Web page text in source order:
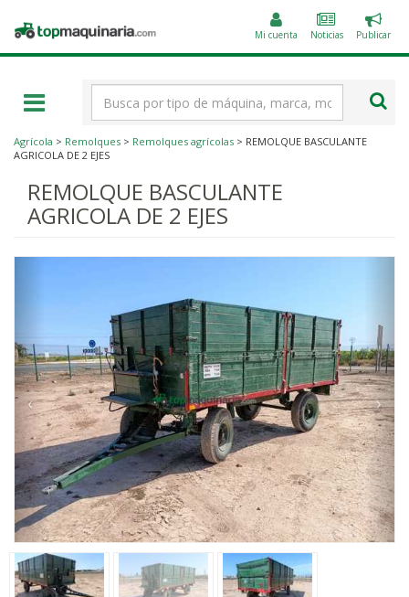
Topmaquinaria.com Mi cuenta Noticias
un
Publicar
Agrícola > Remolques > Remolques agrícolas > REMOLQUE BASCULANTE
AGRICOLA DE 2 EJES
REMOLQUE BASCULANTE
AGRICOLA DE 2 EJES
‹ ›